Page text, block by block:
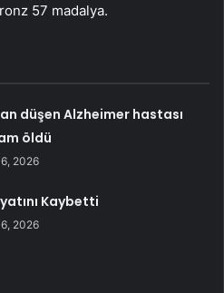
57 madalya.
düşen Alzheimer hastası
öldü
2026
Kaybetti
2026